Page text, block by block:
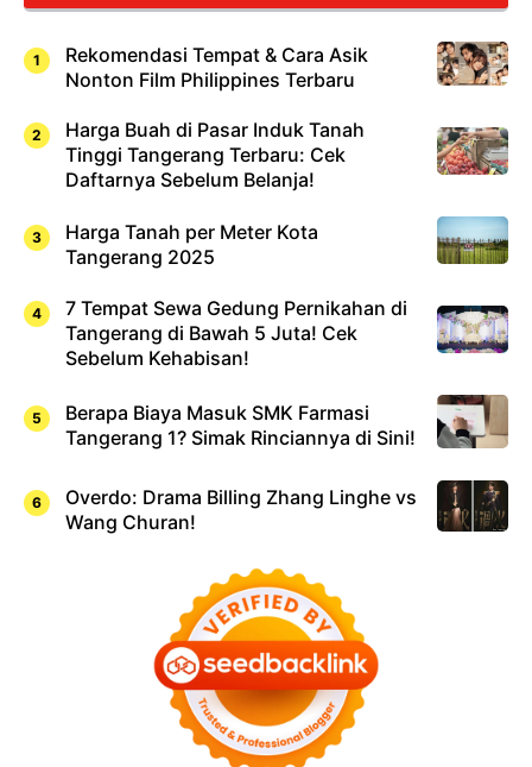
Rekomendasi Tempat & Cara Asik
Nonton Film Philippines Terbaru
Harga Buah di Pasar Induk Tanah
Tinggi Tangerang Terbaru: Cek
Daftarnya Sebelum Belanja!
Harga Tanah per Meter Kota
Tangerang 2025
7 Tempat Sewa Gedung Pernikahan di
Tangerang di Bawah 5 Juta! Cek
Sebelum Kehabisan!
Berapa Biaya Masuk SMK Farmasi
Tangerang 1? Simak Rinciannya di Sini!
Overdo: Drama Billing Zhang Linghe vs
Wang Churan!